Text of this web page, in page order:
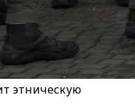
этническую